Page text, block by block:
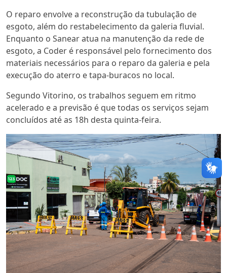
O reparo envolve a reconstrução da tubulação de
esgoto, além do restabelecimento da galeria fluvial.
Enquanto o Sanear atua na manutenção da rede de
esgoto, a Coder é responsável pelo fornecimento dos
materiais necessários para o reparo da galeria e pela
execução do aterro e tapa-buracos no local.
Segundo Vitorino, os trabalhos seguem em ritmo
acelerado e a previsão é que todas os serviços sejam
concluídos até as 18h desta quinta-feira.